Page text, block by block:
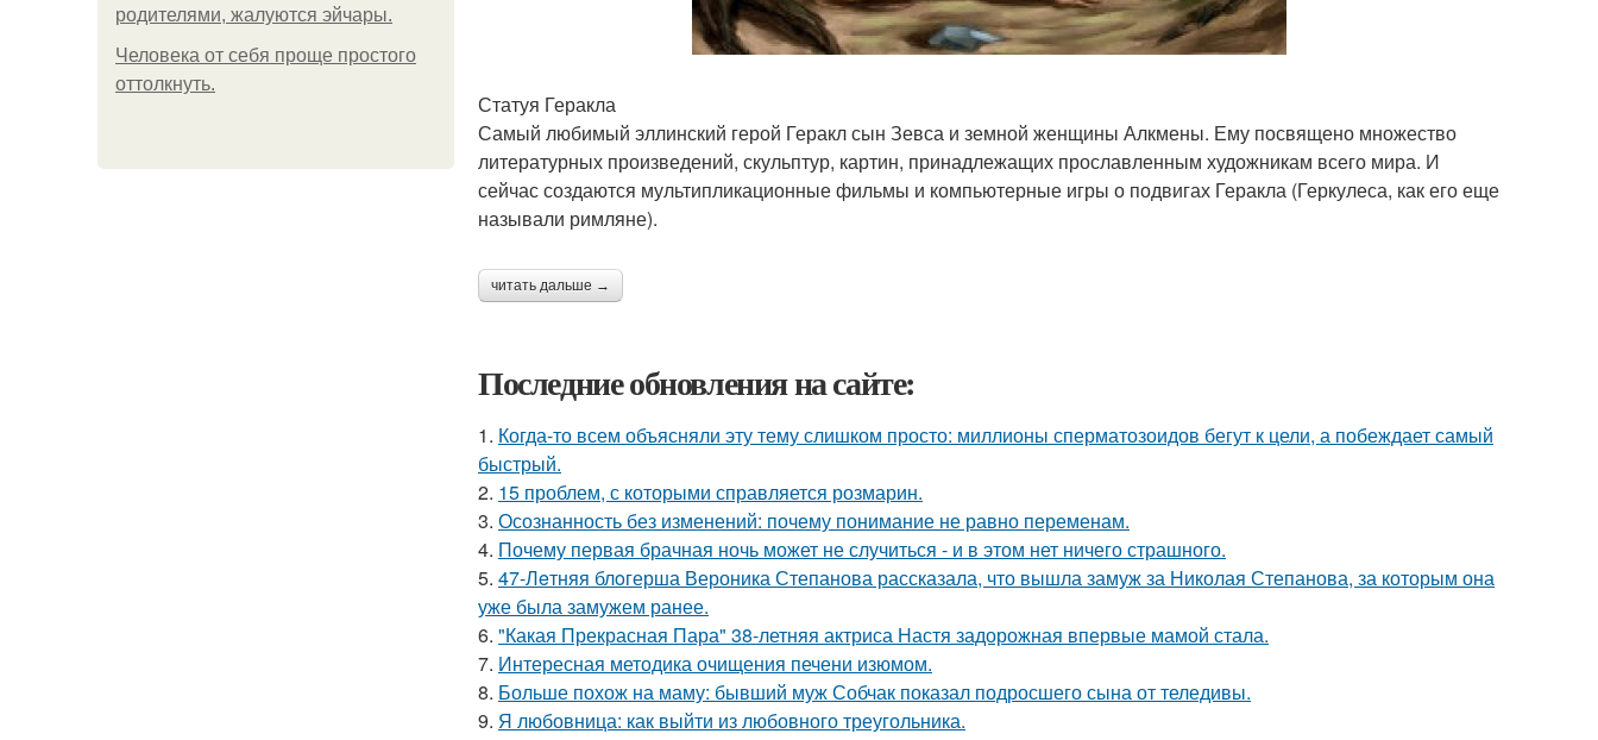
родителями, жалуются эйчары.
Человека от себя проще простого
оттолкнуть.
Статуя Геракла
Самый любимый эллинский герой Геракл сын Зевса и земной женщины Алкмены. Ему посвящено множество
литературных произведений, скульптур, картин, принадлежащих прославленным художникам всего мира. И
сейчас создаются мультипликационные фильмы и компьютерные игры о подвигах Геракла (Геркулеса, как его еще
называли римляне).
читать дальше →
Последние обновления на сайте:
1. Когда-то всем объясняли эту тему слишком просто: миллионы сперматозоидов бегут к цели, а побеждает самый
быстрый.
2. 15 проблем, с которыми справляется розмарин.
3. Осознанность без изменений: почему понимание не равно переменам.
4. Почему первая брачная ночь может не случиться - и в этом нет ничего страшного.
5. 47-Лeтняя блoгерша Вероника Степанова рассказала, что вышла замуж за Николая Степанова, за которым она
уже была замужем ранее.
6. "Какая Прекрасная Пара" 38-летняя актриса Настя задорожная впервые мамой стала.
7. Интересная методика очищения печени изюмом.
8. Больше похож на маму: бывший муж Собчак показал подросшего сына от теледивы.
9. Я любовница: как выйти из любовного треугольника.